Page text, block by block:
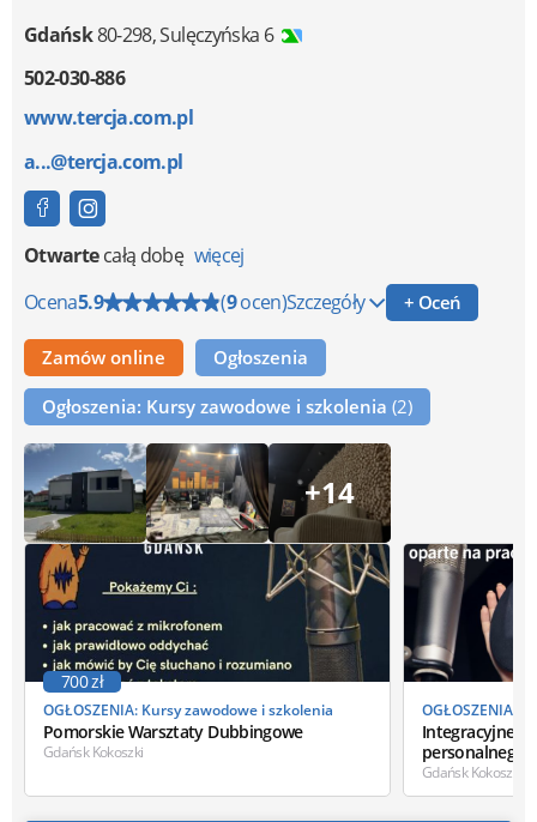
Gdańsk80-298,Sulęczyńska 6
502-030-886
www.tercja.com.pl
a...@tercja.com.pl
Otwartecałą dobę więcej
Ocena5.9 (9ocen)Szczegóły + Oceń
Zamów online Ogłoszenia
Ogłoszenia: Kursy zawodowe i szkolenia (2)
+14
OGŁOSZENIA: Kursy zawodowe i szkolenia
Pomorskie Warsztaty Dubbingowe
700 zł
Gdańsk Kokoszki
OGŁOSZENIA:
Integracyjne
personalnego
Gdańsk Kokoszki